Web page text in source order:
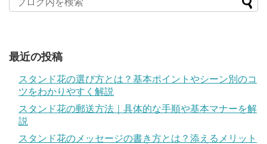
最近の投稿
スタンド花の選び方とは？基本ポイントやシーン別のコ
ツをわかりやすく解説
スタンド花の郵送方法｜具体的な手順や基本マナーを解
説
スタンド花のメッセージの書き方とは？添えるメリット